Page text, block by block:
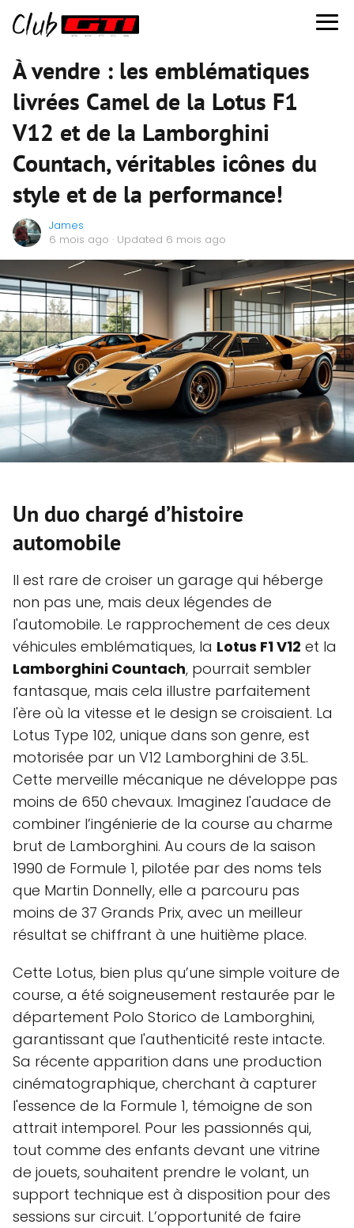
À vendre : les emblématiques
livrées Camel de la Lotus F1
V12 et de la Lamborghini
Countach, véritables icônes du
style et de la performance!
James
6 mois ago · Updated 6 mois ago
Un duo chargé d’histoire
automobile
Il est rare de croiser un garage qui héberge
non pas une, mais deux légendes de
l'automobile. Le rapprochement de ces deux
véhicules emblématiques, la Lotus F1 V12 et la
Lamborghini Countach, pourrait sembler
fantasque, mais cela illustre parfaitement
l'ère où la vitesse et le design se croisaient. La
Lotus Type 102, unique dans son genre, est
motorisée par un V12 Lamborghini de 3.5L.
Cette merveille mécanique ne développe pas
moins de 650 chevaux. Imaginez l'audace de
combiner l’ingénierie de la course au charme
brut de Lamborghini. Au cours de la saison
1990 de Formule 1, pilotée par des noms tels
que Martin Donnelly, elle a parcouru pas
moins de 37 Grands Prix, avec un meilleur
résultat se chiffrant à une huitième place.
Cette Lotus, bien plus qu’une simple voiture de
course, a été soigneusement restaurée par le
département Polo Storico de Lamborghini,
garantissant que l'authenticité reste intacte.
Sa récente apparition dans une production
cinématographique, cherchant à capturer
l'essence de la Formule 1, témoigne de son
attrait intemporel. Pour les passionnés qui,
tout comme des enfants devant une vitrine
de jouets, souhaitent prendre le volant, un
support technique est à disposition pour des
sessions sur circuit. L’opportunité de faire